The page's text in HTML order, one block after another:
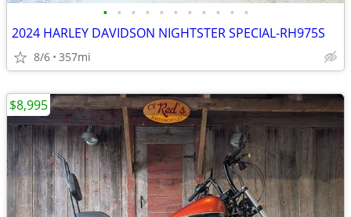
• • • • • • • • • • •
2024 HARLEY DAVIDSON NIGHTSTER SPECIAL-RH975S
8/6 357mi
$8,995